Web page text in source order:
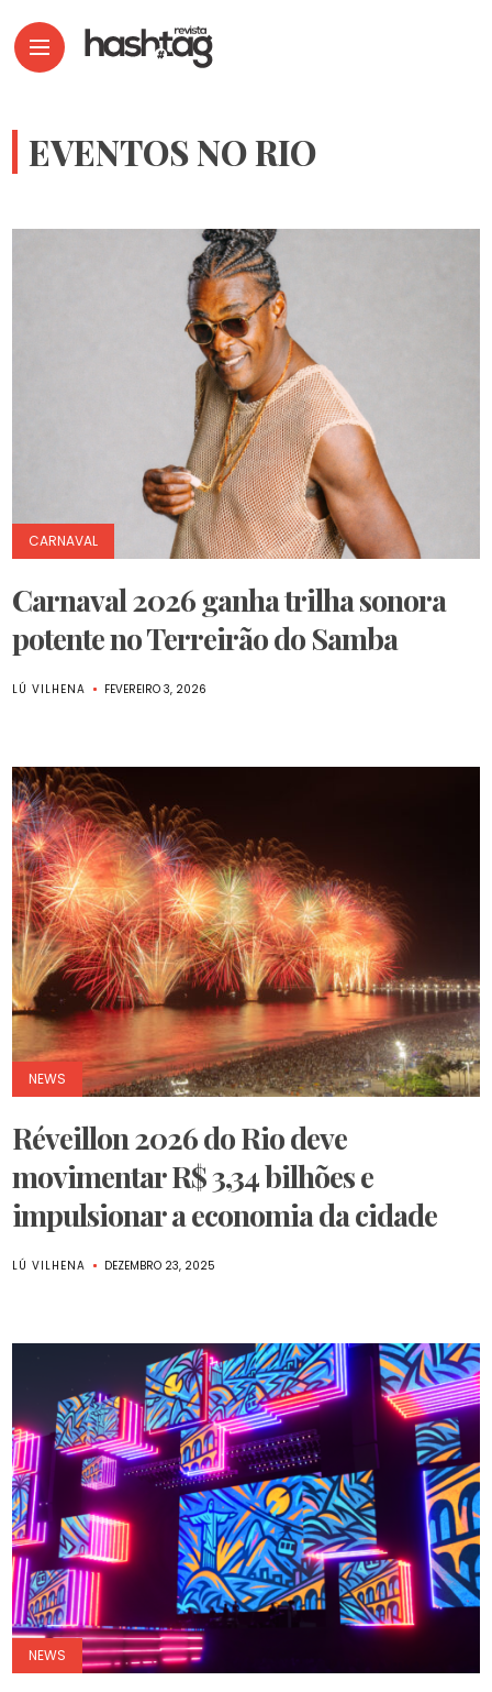
EVENTOS NO RIO
CARNAVAL
Carnaval 2026 ganha trilha sonora
potente no Terreirão do Samba
LÚ VILHENA FEVEREIRO 3, 2026
NEWS
Réveillon 2026 do Rio deve
movimentar R$ 3,34 bilhões e
impulsionar a economia da cidade
LÚ VILHENA DEZEMBRO 23, 2025
NEWS